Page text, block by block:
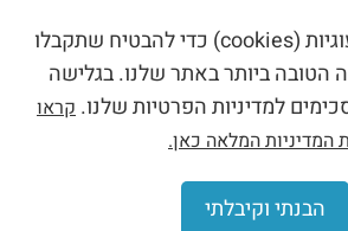
אנו משתמשים בעוגיות (cookies) כדי להבטיח שתקבלו
הטובה ביותר באתר שלנו. בגלישה
למדיניות הפרטיות שלנו. קראו
המדיניות המלאה כאן.
הבנתי וקיבלתי